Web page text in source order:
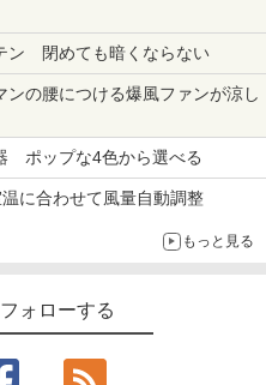
ン 閉めても暗くならない
ンの腰につける爆風ファンが涼し
ポップな4色から選べる
に合わせて風量自動調整
もっと見る
ォローする